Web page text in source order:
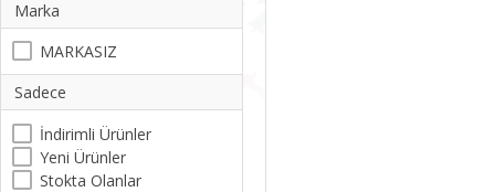
Marka
MARKASIZ
Sadece
İndirimli Ürünler
Yeni Ürünler
Stokta Olanlar